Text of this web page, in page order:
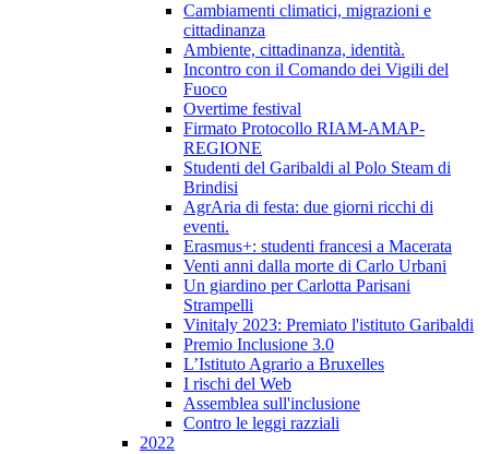
Cambiamenti climatici, migrazioni e
cittadinanza
Ambiente, cittadinanza, identità.
Incontro con il Comando dei Vigili del
Fuoco
Overtime festival
Firmato Protocollo RIAM-AMAP-
REGIONE
Studenti del Garibaldi al Polo Steam di
Brindisi
AgrAria di festa: due giorni ricchi di
eventi.
Erasmus+: studenti francesi a Macerata
Venti anni dalla morte di Carlo Urbani
Un giardino per Carlotta Parisani
Strampelli
Vinitaly 2023: Premiato l'istituto Garibaldi
Premio Inclusione 3.0
L’Istituto Agrario a Bruxelles
I rischi del Web
Assemblea sull'inclusione
Contro le leggi razziali
2022